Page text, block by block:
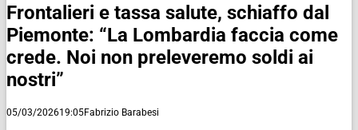
Frontalieri e tassa salute, schiaffo dal
Piemonte: “La Lombardia faccia come
crede. Noi non preleveremo soldi ai
nostri”
05/03/202619:05Fabrizio Barabesi